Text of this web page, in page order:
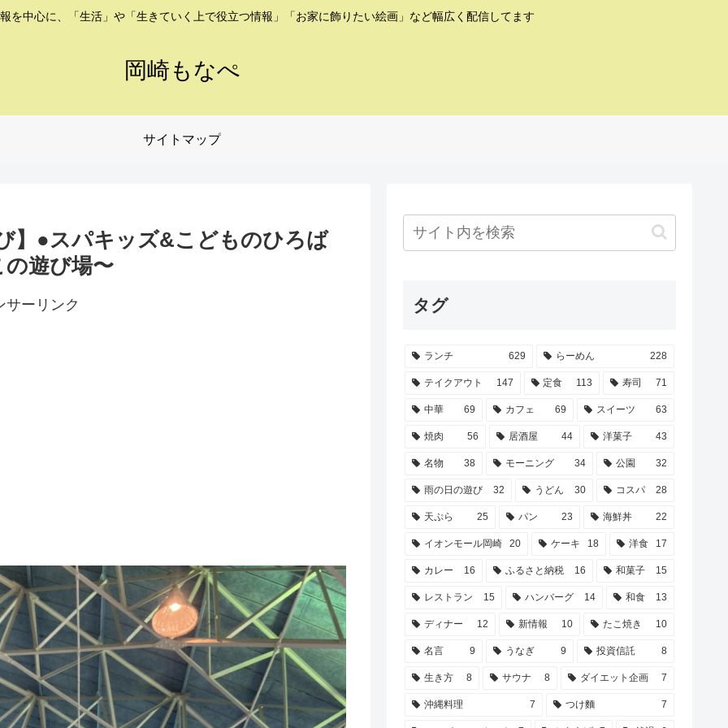
を中心に、「生活」や「生きていく上で役立つ情報」「お家に飾りたい絵画」など幅広く配信してます
岡崎もなぺ
サイトマップ
】●スパキッズ&こどものひろば
遊び場〜
サーリンク タグ
ランチ 629 らーめん 228
テイクアウト 147 定食 113 寿司 71
中華 69 カフェ 69 スイーツ 63
焼肉 56 居酒屋 44 洋菓子 43
名物 38 モーニング 34 公園 32
雨の日の遊び 32 うどん 30 コスパ 28
天ぷら 25 パン 23 海鮮丼 22
イオンモール岡崎 20 ケーキ 18 洋食 17
カレー 16 ふるさと納税 16 和菓子 15
レストラン 15 ハンバーグ 14 和食 13
ディナー 12 新情報 10 たこ焼き 10
名言 9 うなぎ 9 投資信託 8
生き方 8 サウナ 8 ダイエット企画 7
沖縄料理 7 つけ麵 7